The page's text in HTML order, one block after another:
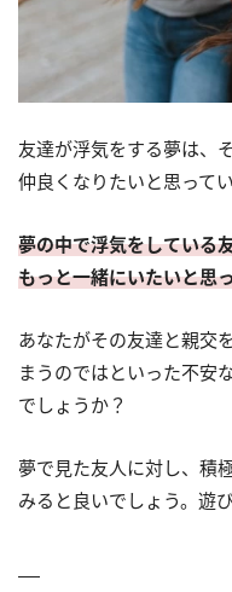
友達が浮気をする夢は、
仲良くなりたいと思って
夢の中で浮気をしている
もっと一緒にいたいと思
あなたがその友達と親交
まうのではといった不安
でしょうか？
夢で見た友人に対し、積
みると良いでしょう。遊